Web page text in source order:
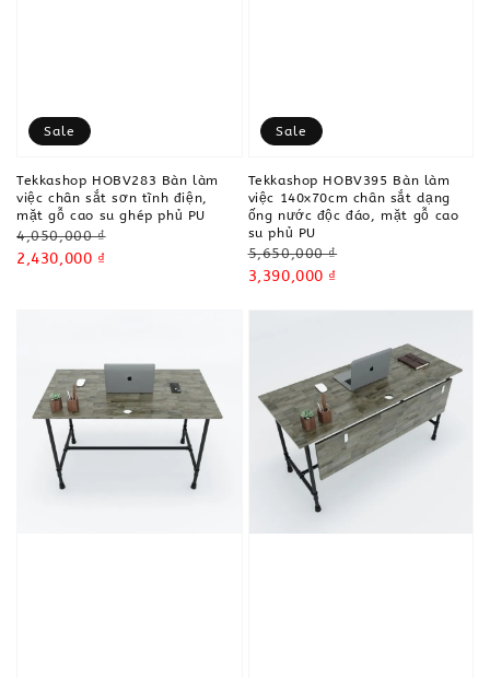
Sale
Tekkashop HOBV283 Bàn làm
việc chân sắt sơn tĩnh điện,
mặt gỗ cao su ghép phủ PU
Regular
price
4,050,000 ₫
Sale
2,430,000 ₫
Sale
Tekkashop HOBV395 Bàn làm
việc 140x70cm chân sắt dạng
ống nước độc đáo, mặt gỗ cao
su phủ PU
Regular
price
5,650,000 ₫
Sale
3,390,000 ₫